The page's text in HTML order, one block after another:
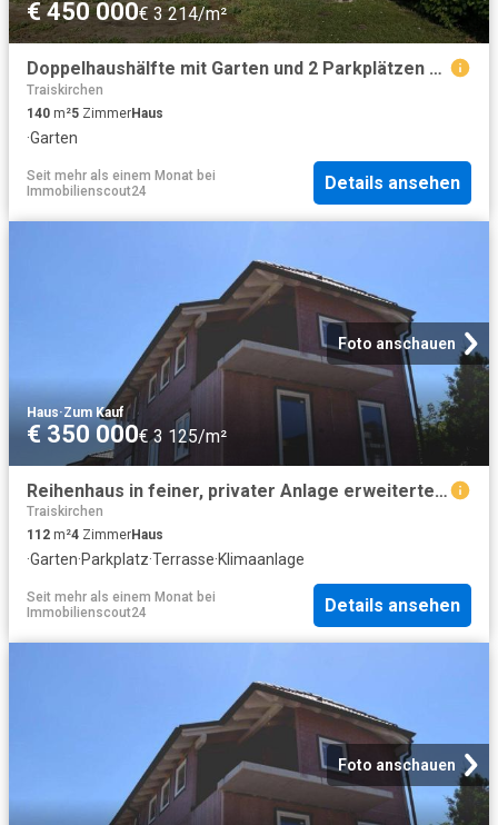
€ 450 000€ 3 214/m²
Doppelhaushälfte mit Garten und 2 Parkplätzen Privat KEINE Makleranfragen
Traiskirchen
140 m²5 ZimmerHaus
·Garten
Seit mehr als einem Monat bei
Immobilienscout24
Details ansehen
Foto anschauen
Haus·Zum Kauf
€ 350 000€ 3 125/m²
Reihenhaus in feiner, privater Anlage erweiterter Rohbau! PROVISIONSFREI
Traiskirchen
112 m²4 ZimmerHaus
·Garten·Parkplatz·Terrasse·Klimaanlage
Seit mehr als einem Monat bei
Immobilienscout24
Details ansehen
Foto anschauen